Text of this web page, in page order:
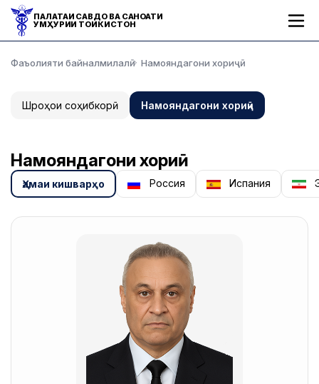
ПАЛАТАИ САВДО ВА САНОАТИ
ҶУМҲУРИИ ТОҶИКИСТОН
Фаъолияти байналмилалӣ Намояндагони хориҷӣ
Шӯроҳои соҳибкорӣ Намояндагони хориҷӣ
Намояндагони хориҷӣ
Ҳамаи кишварҳо Россия Испания